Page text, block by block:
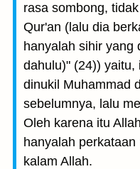
rasa sombong,
Qur'an (lalu dia
hanyalah sihir yang
dahulu)" (24)) yaitu,
dinukil Muhammad
sebelumnya, lalu
Oleh karena itu
hanyalah
kalam Allah.